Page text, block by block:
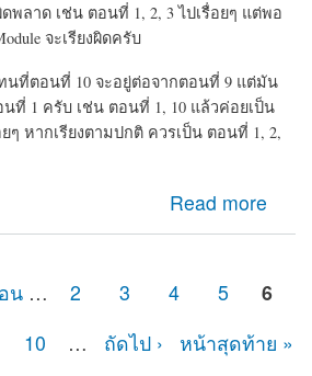
พลาด เช่น ตอนที่ 1, 2, 3 ไปเรื่อยๆ แต่พอ
จะเรียงผิดครับ
นที่ตอนที่ 10 จะอยู่ต่อจากตอนที่ 9 แต่มัน
ที่ 1 ครับ เช่น ตอนที่ 1, 10 แล้วค่อยเป็น
ๆ หากเรียงตามปกติ ควรเป็น ตอนที่ 1, 2,
Read more
Module CMS Drupal เกี่ยวกับ Book
Module
น … 2 3 4 5
6
10 … ถัดไป › หน้าสุดท้าย »